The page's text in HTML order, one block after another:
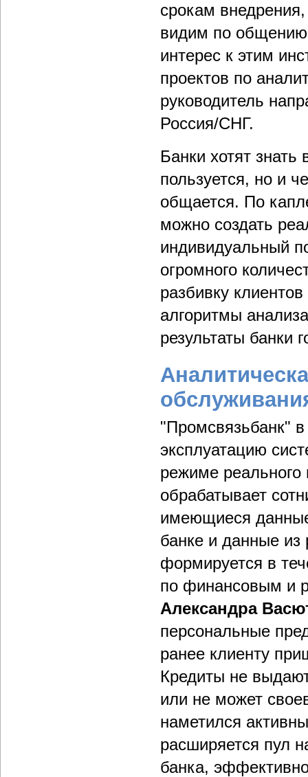
срокам
видим по общению
интерес к этим
проектов по
руководитель
Россия/СНГ.
Банки хотят знать
пользуется, но и
общается. По
можно создать
индивидуальный
огромного
разбивку
алгоритмы
результаты банки
"Промсвязьбанк"
эксплуатацию
режиме
обрабатывает
имеющиеся
банке и данные
формируется в
по финансовым и
Александра
персональные
ранее клиенту
Кредиты не
или не может
наметился
расширяется пул
банка,